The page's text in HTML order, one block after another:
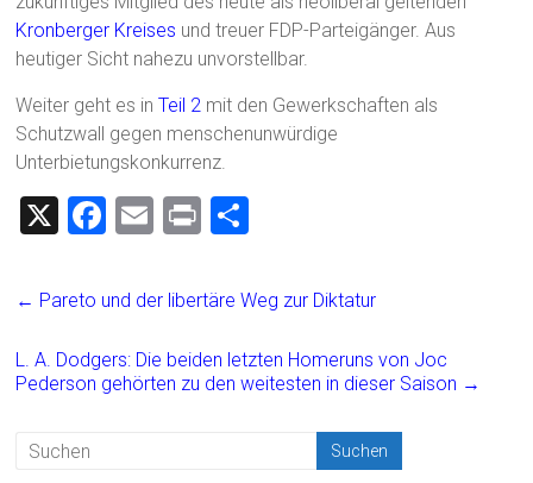
Kronberger Kreises und treuer FDP-Parteigänger. Aus
heutiger Sicht nahezu unvorstellbar.
Weiter geht es inTeil 2 mit den Gewerkschaften als
Schutzwall gegen menschenunwürdige
Unterbietungskonkurrenz.
X
F
ce
o
ok
E
ai
Pr
t
e
← Pareto und der libertäre Weg zur Diktatur
L. A. Dodgers: Die beiden letzten Homeruns von Joc
Pederson gehörten zu den weitesten in dieser Saison →